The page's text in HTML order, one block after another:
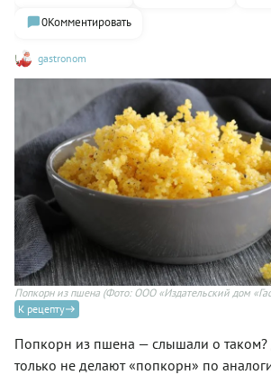
gastronom
0Комментировать
Попкорн из пшена (Фото: ООО «Издательский дом
К рецепту
Попкорн из пшена — слышали о таком?
только не делают «попкорн» по